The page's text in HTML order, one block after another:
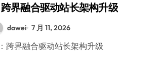
界融合驱动站长架构升级
dawei 7 月 11, 2026
：跨界融合驱动站长架构升级